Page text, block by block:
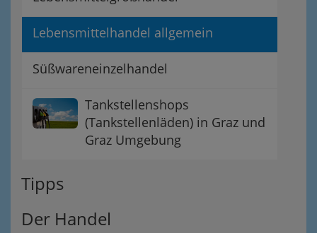
Lebensmittelhandel allgemein
Süßwareneinzelhandel
Tankstellenshops
(Tankstellenläden) in Graz und
Graz Umgebung
Tipps
Der Handel